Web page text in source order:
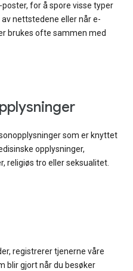
for å spore visse typer
nettstedene eller når e-
brukes ofte sammen med
som er knyttet
opplysninger,
religiøs tro eller seksualitet.
registrerer tjenerne våre
blir gjort når du besøker